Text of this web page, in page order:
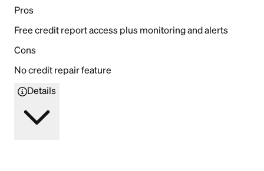
Pros
Free credit report access plus monitoring and alerts
Cons
No credit repair feature
Details